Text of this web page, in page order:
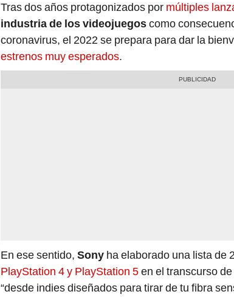
Tras dos años protagonizados por múltiples
industria de los videojuegoscomo
coronavirus, el 2022 se prepara para dar la
estrenos muy esperados.
En ese sentido, Sony ha elaborado una lista de
PlayStation 4 y PlayStation 5en el transcurso
“desde indies diseñados para tirar de tu fibra